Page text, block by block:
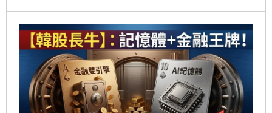
段，中國扭曲市場機制，加上內需疲軟導致產能過剩，
只能大舉出口。這場產能大戰本質是全球製造業的主導
權之爭，面對國家政策支持的產業巨獸，即便歐美推動
供應鏈回流，想擺脫對中國依賴仍難度極高，中國亦明
確表態拒絕向全球貿易壓力低頭。